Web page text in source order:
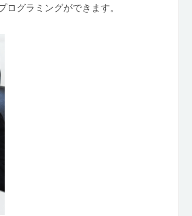
グラミングができます。